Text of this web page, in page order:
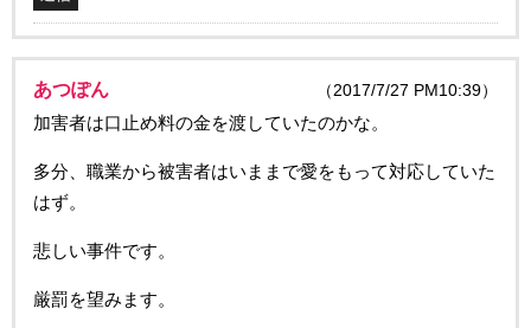
あつぽん （2017/7/27 PM10:39）
加害者は口止め料の金を渡していたのかな。
多分、職業から被害者はいままで愛をもって対応していた
はず。
悲しい事件です。
厳罰を望みます。